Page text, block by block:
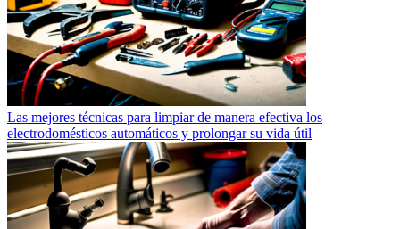
Las mejores técnicas para limpiar de manera efectiva los
electrodomésticos automáticos y prolongar su vida útil